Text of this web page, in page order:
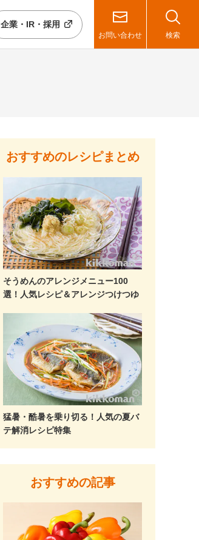
企業・IR・採用
お問い合わせ 検索
おすすめのレシピまとめ
そうめんのアレンジメニュー100
選！人気レシピ＆アレンジつけつゆ
猛暑・酷暑を乗り切る！人気の夏バ
テ解消レシピ特集
おすすめの記事